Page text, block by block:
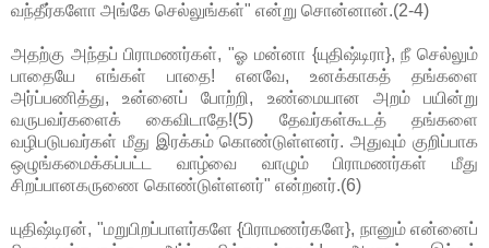
வந்தீர்களோ அங்கே செல்லுங்கள்" என்று சொன்னான்.(2-4)
அதற்கு அந்தப் பிராமணர்கள், "ஓ மன்னா {யுதிஷ்டிரா}, நீ செல்லும்
பாதையே எங்கள் பாதை! எனவே, உனக்காகத் தங்களை
அர்ப்பணித்து, உன்னைப் போற்றி, உண்மையான அறம் பயின்று
வருபவர்களைக் கைவிடாதே!(5) தேவர்கள்கூடத் தங்களை
வழிபடுபவர்கள் மீது இரக்கம் கொண்டுள்ளனர். அதுவும் குறிப்பாக
ஒழுங்கமைக்கப்பட்ட வாழ்வை வாழும் பிராமணர்கள் மீது
சிறப்பானகருணை கொண்டுள்ளனர்" என்றனர்.(6)
யுதிஷ்டிரன், "மறுபிறப்பாளர்களே {பிராமணர்களே}, நானும் என்னைப்